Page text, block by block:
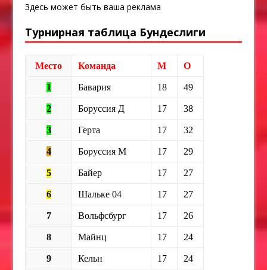
Здесь может быть ваша реклама
Турнирная таблица Бундеслиги
Место Команда М О
1 Бавария 18 49
2 Боруссия Д 17 38
3 Герта 17 32
4 Боруссия М 17 29
5 Байер 17 27
6 Шальке 04 17 27
7 Вольфсбург 17 26
8 Майнц 17 24
9 Кельн 17 24